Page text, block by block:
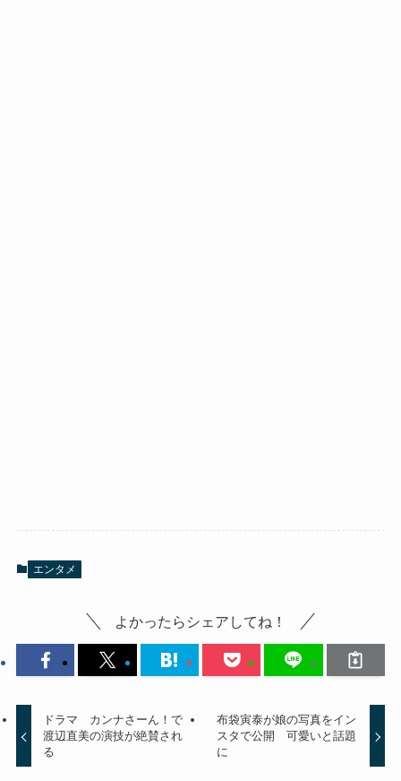
エンタメ
よかったらシェアしてね！
ドラマ カンナさーん！で
渡辺直美の演技が絶賛され
る
布袋寅泰が娘の写真をイン
スタで公開 可愛いと話題
に